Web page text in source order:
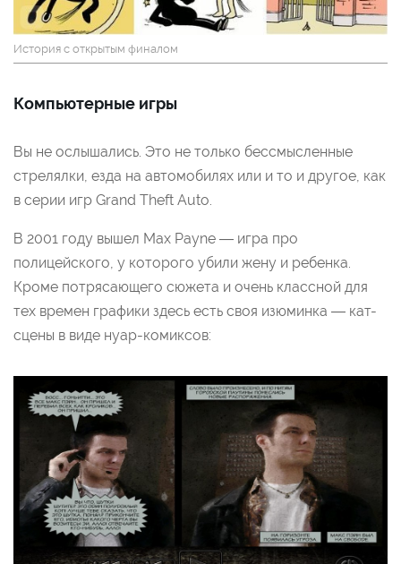
История с открытым финалом
Компьютерные игры
Вы не ослышались. Это не только бессмысленные
стрелялки, езда на автомобилях или и то и другое, как
в серии игр Grand Theft Auto.
В 2001 году вышел Max Payne — игра про
полицейского, у которого убили жену и ребенка.
Кроме потрясающего сюжета и очень классной для
тех времен графики здесь есть своя изюминка — кат-
сцены в виде нуар-комиксов: